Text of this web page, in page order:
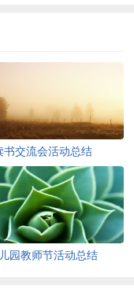
书交流会活动总结
园教师节活动总结